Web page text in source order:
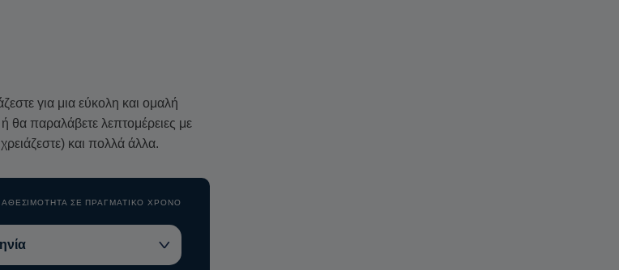
ζωής στα χωριά και
για μια εύκολη και ομαλή
θα παραλάβετε λεπτομέρειες με
και πολλά άλλα.
ΣΕ ΠΡΑΓΜΑΤΙΚΌ ΧΡΌΝΟ